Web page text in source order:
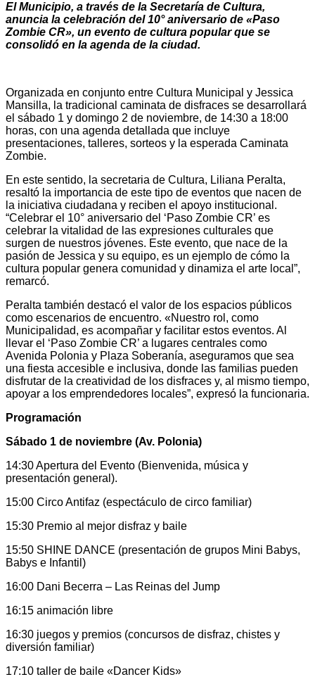
El Municipio, a través de la Secretaría de Cultura,
anuncia la celebración del 10° aniversario de «Paso
Zombie CR», un evento de cultura popular que se
consolidó en la agenda de la ciudad.
Organizada en conjunto entre Cultura Municipal y Jessica
Mansilla, la tradicional caminata de disfraces se desarrollará
el sábado 1 y domingo 2 de noviembre, de 14:30 a 18:00
horas, con una agenda detallada que incluye
presentaciones, talleres, sorteos y la esperada Caminata
Zombie.
En este sentido, la secretaria de Cultura, Liliana Peralta,
resaltó la importancia de este tipo de eventos que nacen de
la iniciativa ciudadana y reciben el apoyo institucional.
“Celebrar el 10° aniversario del ‘Paso Zombie CR’ es
celebrar la vitalidad de las expresiones culturales que
surgen de nuestros jóvenes. Este evento, que nace de la
pasión de Jessica y su equipo, es un ejemplo de cómo la
cultura popular genera comunidad y dinamiza el arte local”,
remarcó.
Peralta también destacó el valor de los espacios públicos
como escenarios de encuentro. «Nuestro rol, como
Municipalidad, es acompañar y facilitar estos eventos. Al
llevar el ‘Paso Zombie CR’ a lugares centrales como
Avenida Polonia y Plaza Soberanía, aseguramos que sea
una fiesta accesible e inclusiva, donde las familias pueden
disfrutar de la creatividad de los disfraces y, al mismo tiempo,
apoyar a los emprendedores locales”, expresó la funcionaria.
Programación
Sábado 1 de noviembre (Av. Polonia)
14:30 Apertura del Evento (Bienvenida, música y
presentación general).
15:00 Circo Antifaz (espectáculo de circo familiar)
15:30 Premio al mejor disfraz y baile
15:50 SHINE DANCE (presentación de grupos Mini Babys,
Babys e Infantil)
16:00 Dani Becerra – Las Reinas del Jump
16:15 animación libre
16:30 juegos y premios (concursos de disfraz, chistes y
diversión familiar)
17:10 taller de baile «Dancer Kids»